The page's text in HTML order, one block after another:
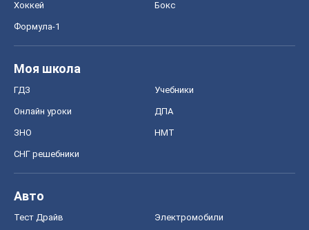
Хоккей Бокс
Формула-1
Моя школа
ГДЗ Учебники
Онлайн уроки ДПА
ЗНО НМТ
СНГ решебники
Авто
Тест Драйв Электромобили